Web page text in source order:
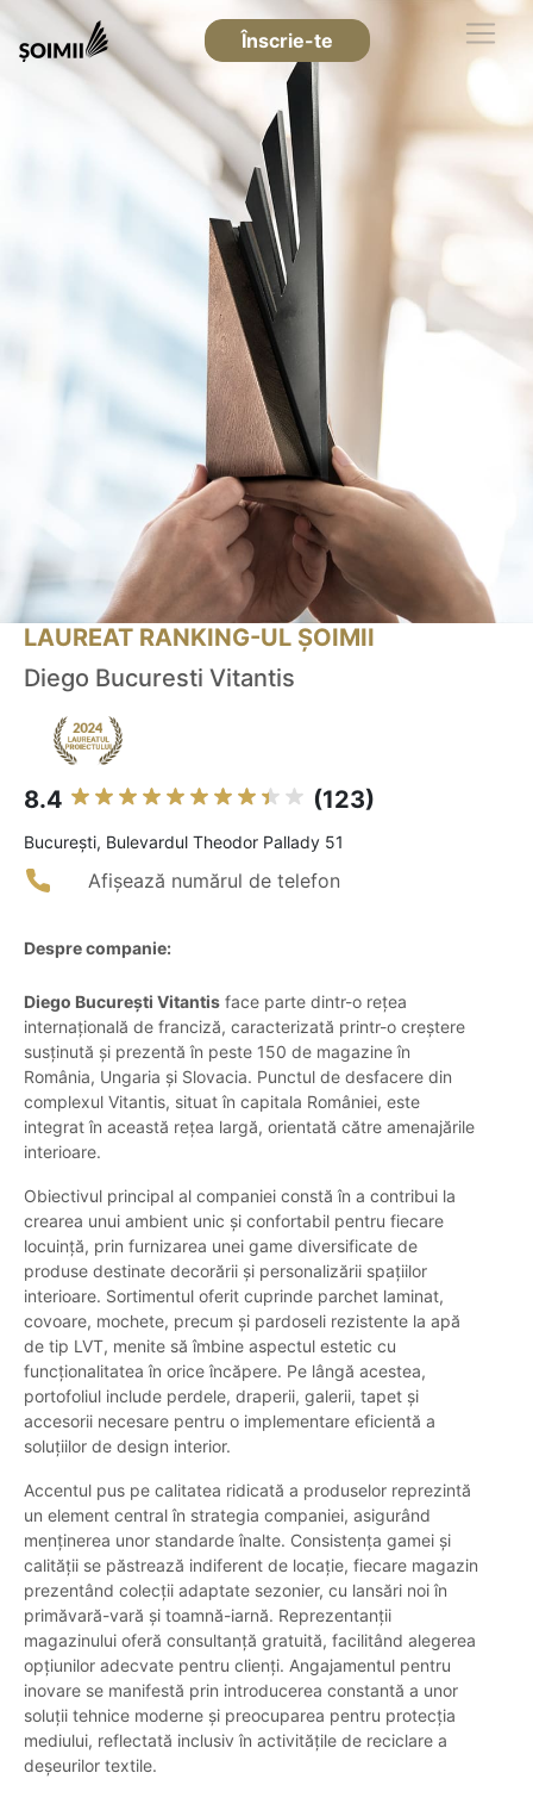
Înscrie-te
LAUREAT RANKING-UL ȘOIMII
Diego Bucuresti Vitantis
8.4 (123)
Bucureşti, Bulevardul Theodor Pallady 51
Afișează numărul de telefon
Despre companie:
Diego București Vitantis face parte dintr-o rețea
internațională de franciză, caracterizată printr-o creștere
susținută și prezentă în peste 150 de magazine în
România, Ungaria și Slovacia. Punctul de desfacere din
complexul Vitantis, situat în capitala României, este
integrat în această rețea largă, orientată către amenajările
interioare.
Obiectivul principal al companiei constă în a contribui la
crearea unui ambient unic și confortabil pentru fiecare
locuință, prin furnizarea unei game diversificate de
produse destinate decorării și personalizării spațiilor
interioare. Sortimentul oferit cuprinde parchet laminat,
covoare, mochete, precum și pardoseli rezistente la apă
de tip LVT, menite să îmbine aspectul estetic cu
funcționalitatea în orice încăpere. Pe lângă acestea,
portofoliul include perdele, draperii, galerii, tapet și
accesorii necesare pentru o implementare eficientă a
soluțiilor de design interior.
Accentul pus pe calitatea ridicată a produselor reprezintă
un element central în strategia companiei, asigurând
menținerea unor standarde înalte. Consistența gamei și
calității se păstrează indiferent de locație, fiecare magazin
prezentând colecții adaptate sezonier, cu lansări noi în
primăvară-vară și toamnă-iarnă. Reprezentanții
magazinului oferă consultanță gratuită, facilitând alegerea
opțiunilor adecvate pentru clienți. Angajamentul pentru
inovare se manifestă prin introducerea constantă a unor
soluții tehnice moderne și preocuparea pentru protecția
mediului, reflectată inclusiv în activitățile de reciclare a
deșeurilor textile.